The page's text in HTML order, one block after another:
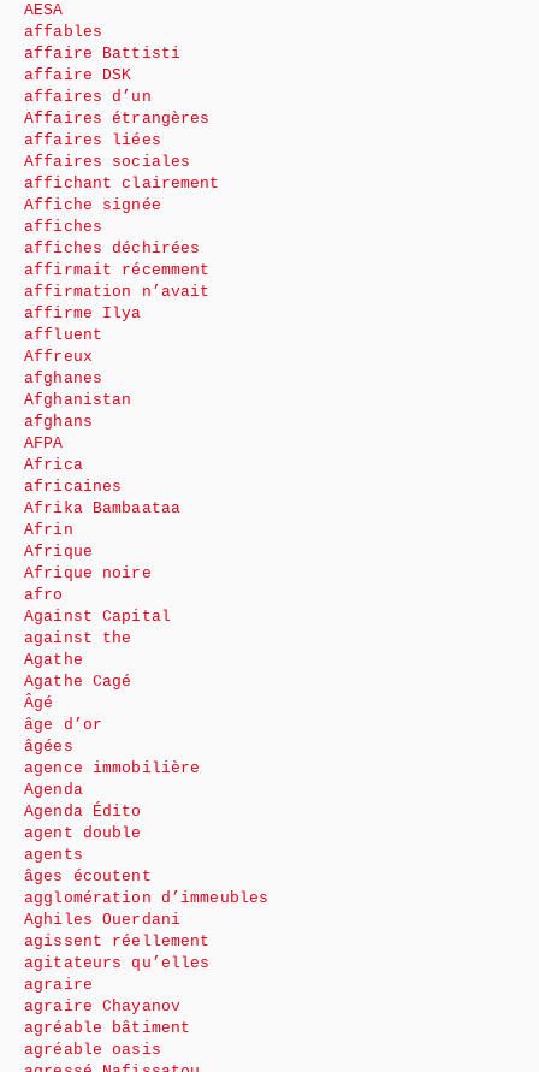
AESA
affables
affaire Battisti
affaire DSK
affaires d’un
Affaires étrangères
affaires liées
Affaires sociales
affichant clairement
Affiche signée
affiches
affiches déchirées
affirmait récemment
affirmation n’avait
affirme Ilya
affluent
Affreux
afghanes
Afghanistan
afghans
AFPA
Africa
africaines
Afrika Bambaataa
Afrin
Afrique
Afrique noire
afro
Against Capital
against the
Agathe
Agathe Cagé
Âgé
âge d’or
âgées
agence immobilière
Agenda
Agenda Édito
agent double
agents
âges écoutent
agglomération d’immeubles
Aghiles Ouerdani
agissent réellement
agitateurs qu’elles
agraire
agraire Chayanov
agréable bâtiment
agréable oasis